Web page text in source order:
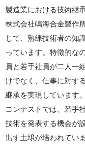
製造業における技術継
株式会社鳴海合金製作
じて、熟練技術者の知
っています。特徴的な
員と若手社員が二人一
けでなく、仕事に対す
継承を実現しています
コンテストでは、若手
技術を発表する機会が
出す土壌が培われてい